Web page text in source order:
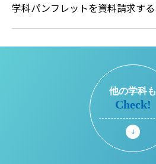
学科パンフレットを資料請求する
他の学科も
Check!
→